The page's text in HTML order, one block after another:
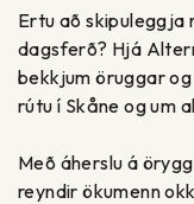
Ertu að skipuleggja
dagsferð? Hjá
bekkjum öruggar
rútu í Skåne og um
Með áherslu á
reyndir ökumenn